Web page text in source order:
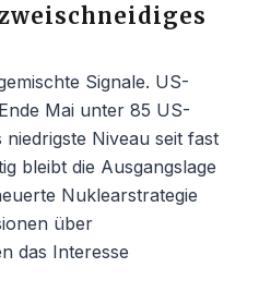
Signale. US-
Mai unter 85 US-
Niveau seit fast
bleibt die Ausgangslage
Nuklearstrategie
über
das Interesse